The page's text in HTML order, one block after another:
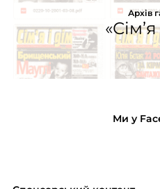
Архів
Ми у